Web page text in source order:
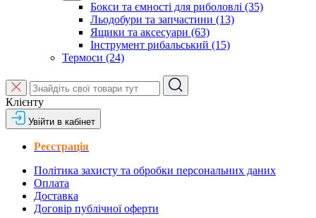
Бокси та ємності для риболовлі (35)
Льодобури та запчастини (13)
Ящики та аксесуари (63)
Інструмент рибальський (15)
Термоси (24)
Клієнту
Увійти в кабінет
Реєстрація
Політика захисту та обробки персональних даних
Оплата
Доставка
Договір публічної оферти